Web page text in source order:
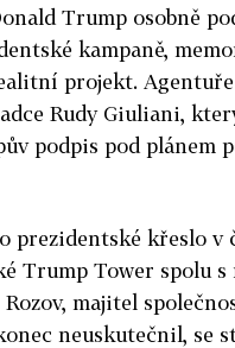
Trump osobně
kampaně,
projekt.
Rudy Giuliani,
podpis pod plánem
prezidentské křeslo v
Trump Tower spolu
majitel
neuskutečnil, se